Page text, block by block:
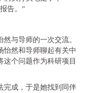
告。”
与导师的一次交流。
怡然和导师聊起有关中
这个问题作为科研项目
完成，于是她找到同伴